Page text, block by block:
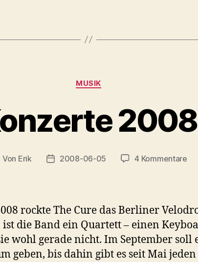
Kategorien
MUSIK
2008
Von Erik Veröffentlichungsdatum
2008-06-05 4 Kommentarezu
rockte The Cure das Berliner
die Band ein Quartett – einen
wohl gerade nicht. Im September soll
geben, bis dahin gibt es seit Mai